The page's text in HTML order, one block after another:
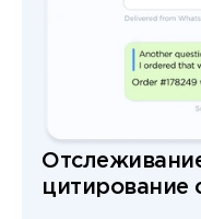
цитирование